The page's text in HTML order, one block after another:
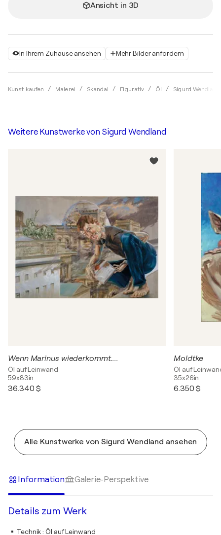
In Ihrem Zuhause ansehen Mehr Bilder anfordern
Kunst kaufen Malerei Skandal Figurativ Öl Sigurd Wendland
Ansicht in 3D
Weitere Kunstwerke von Sigurd Wendland
Wenn Marinus wiederkommt....
Öl auf Leinwand
59x83in
36.340 $
Moldtke
Öl auf
35x26in
6.350 $
Alle Kunstwerke von Sigurd Wendland ansehen
Information Galerie-Perspektive
Details zum Werk
Technik:Öl auf Leinwand